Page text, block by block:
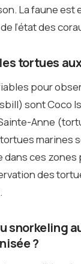
La faune
l’état des
tortues
pour
sont Coco
Anne
tortues marines
dans ces
des
snorkeling
?